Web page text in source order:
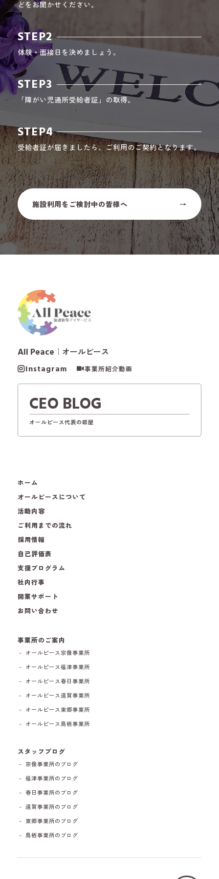
どをお聞かせください。
STEP2
体験・面接日を決めましょう。
STEP3
「障がい児通所受給者証」の取得。
STEP4
受給者証が届きましたら、ご利用のご契約となります。
施設利用をご検討中の皆様へ
All Peace ｜オールピース
Instagram 事業所紹介動画
CEO BLOG
オールピース代表の部屋
ホーム
オールピースについて
活動内容
ご利用までの流れ
採用情報
自己評価表
支援プログラム
社内行事
開業サポート
お問い合わせ
事業所のご案内
－ オールピース宗像事業所
－ オールピース福津事業所
－ オールピース春日事業所
－ オールピース遠賀事業所
－ オールピース東郷事業所
－ オールピース鳥栖事業所
スタッフブログ
－ 宗像事業所のブログ
－ 福津事業所のブログ
－ 春日事業所のブログ
－ 遠賀事業所のブログ
－ 東郷事業所のブログ
－ 鳥栖事業所のブログ